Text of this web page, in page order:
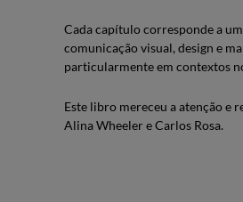
Cada capítulo corresponde a
comunicação visual, design e
particularmente em contextos
Este libro mereceu a atenção e
Alina Wheeler e Carlos Rosa.